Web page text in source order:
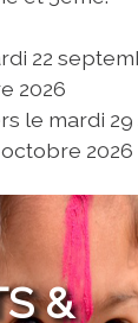
22
2026
le mardi
2026
&